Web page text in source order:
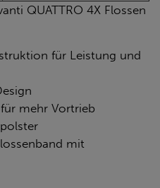
QUATTRO 4X Flossen
für Leistung und
mehr Vortrieb
mit